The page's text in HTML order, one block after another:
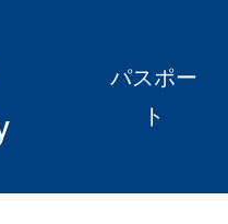
パスポー
ト